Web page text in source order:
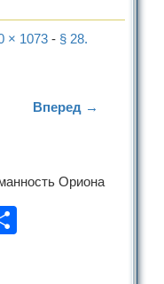
× 1073 - § 28.
Вперед →
Ориона